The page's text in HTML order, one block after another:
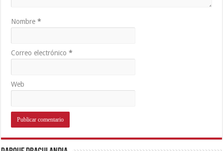
Nombre*
Correo electrónico*
Web